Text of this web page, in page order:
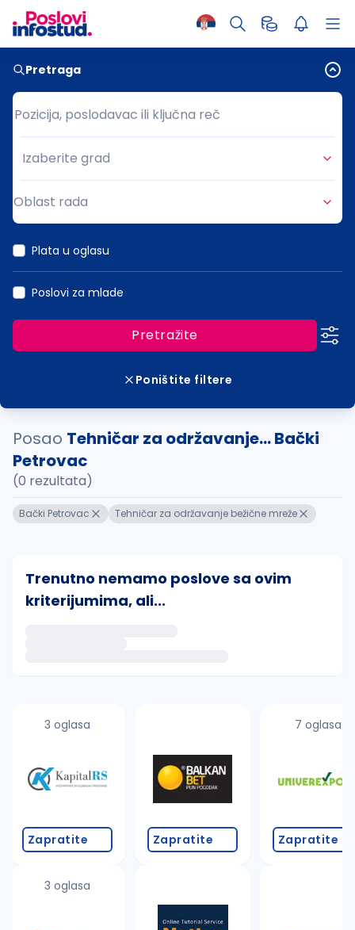
Pretraga
Pozicija, poslodavac ili ključna reč
Pozicija, poslodavac ili ključna reč
Grad
Izaberite grad
Oblast rada
Plata u oglasu
Poslovi za mlade
Pretražite
Poništite filtere
Posao Tehničar za održavanje... Bački
Petrovac
(0 rezultata)
Bački Petrovac Tehničar za održavanje bežične mreže
Trenutno nemamo poslove sa ovim
kriterijumima, ali...
Takođe možete da:
proverite pravopisne greške (koristite č, ć, š, đ,
promenite odabrane filtere pretrage
3 oglasa
Zapratite
3 oglasa
Zapratite
7 oglasa
Zapratite